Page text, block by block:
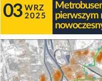
03 WRZ
2025
pierwszym